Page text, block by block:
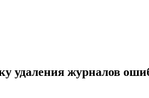
удаления журналов